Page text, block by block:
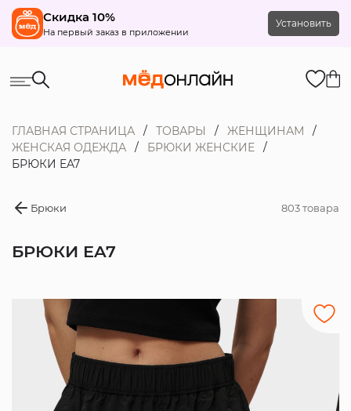
Скидка 10%
На первый заказ в приложении
Установить
ГЛАВНАЯ СТРАНИЦА ТОВАРЫ
ЖЕНЩИНАМ
ЖЕНСКАЯ ОДЕЖДА
БРЮКИ ЖЕНСКИЕ
БРЮКИ EA7
Брюки 803 товара
БРЮКИ EA7